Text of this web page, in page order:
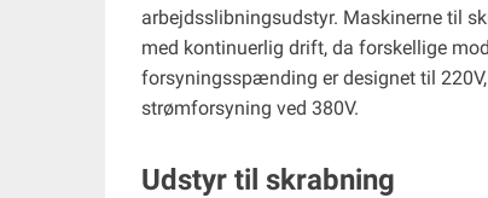
arbejdsslibningsudstyr. Maskinerne til
med kontinuerlig drift, da forskellige
forsyningsspænding er designet til
strømforsyning ved 380V.
Udstyr til skrabning